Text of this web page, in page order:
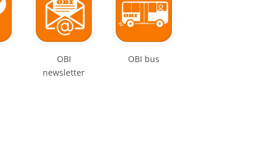
OBI
newsletter
OBI bus